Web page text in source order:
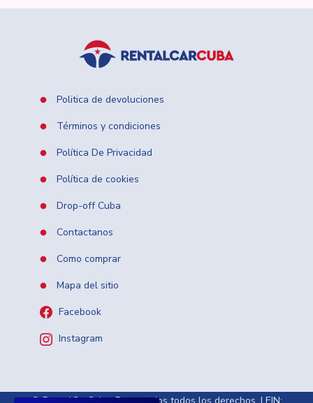
Politica de devoluciones
Términos y condiciones
Política De Privacidad
Política de cookies
Drop-off Cuba
Contactanos
Como comprar
Mapa del sitio
Facebook
Instagram